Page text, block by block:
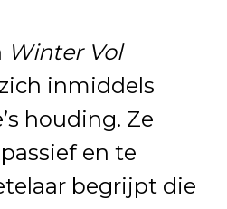
Winter Vol
inmiddels
houding. Ze
en te
begrijpt die